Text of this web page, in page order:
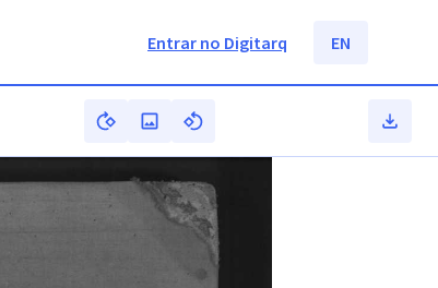
Entrar no Digitarq EN